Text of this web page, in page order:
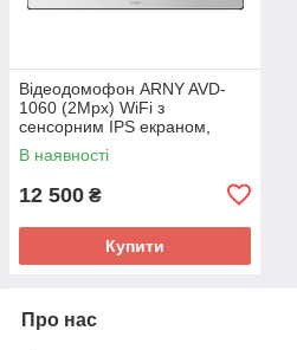
Відеодомофон ARNY AVD-
1060 (2Mpx) WiFi з
сенсорним IPS екраном,
пам'ятью та детектором руху
В наявності
12 500 ₴
Купити
Про нас